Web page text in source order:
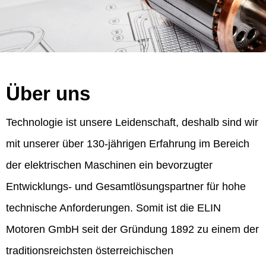
Über uns
Technologie ist unsere Leidenschaft, deshalb sind wir
mit unserer über 130-jährigen Erfahrung im Bereich
der elektrischen Maschinen ein bevorzugter
Entwicklungs- und Gesamtlösungspartner für hohe
technische Anforderungen. Somit ist die ELIN
Motoren GmbH seit der Gründung 1892 zu einem der
traditionsreichsten österreichischen